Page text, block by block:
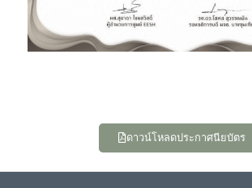
ดาวน์โหลดประกาศนียบัตร